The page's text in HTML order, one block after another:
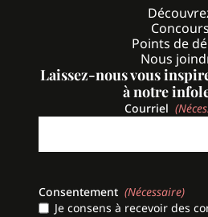
Concours
Points de
Nous
Laissez-nous vous
à notre
Courriel
Consentement (Nécessaire)
Je consens à recevoir des